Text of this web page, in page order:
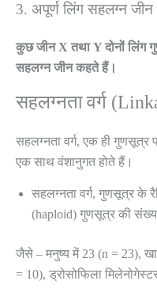
3. अपूर्ण लिंग सहलग्न जीन
कुछ जीन X तथा Y दोनों लिंग
सहलग्न जीन कहते हैं।
सहलग्नता वर्ग
सहलग्नता वर्ग, एक ही गुणसूत्र
एक साथ वंशानुगत होते हैं।
सहलग्नता वर्ग, गुणसूत्र के
(haploid) गुणसूत्र की
जैसे – मनुष्य में 23 (n = 23),
= 10), ड्रोसोफिला